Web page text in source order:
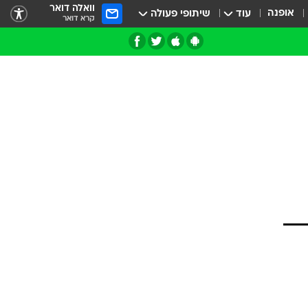
אופנה עוד שיתופי פעולה וואלה דואר
קרא דואר